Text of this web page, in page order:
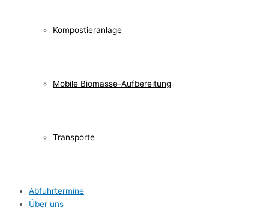
Kompostieranlage
Mobile Biomasse-Aufbereitung
Transporte
Abfuhrtermine
Über uns